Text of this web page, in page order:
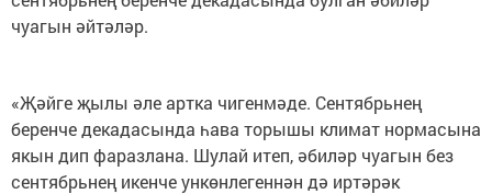
чуагын әйтәләр.
«Җәйге җылы әле артка чигенмәде. Сентябрьнең
беренче декадасында һава торышы климат нормасына
якын дип фаразлана. Шулай итеп, әбиләр чуагын без
сентябрьнең икенче ункөнлегеннән дә иртәрәк